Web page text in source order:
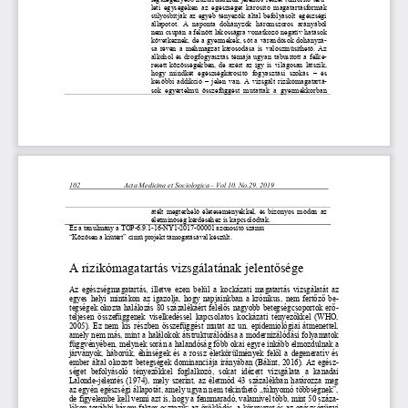
leti  egységeken  az egészséget  károsító  magatartásformák
súlyosbítják az egyéb tényezők által befolyásolt egészségi
állapotot.  A  naponta  dohányzók  háromszoros  arányából
nem csupán a felnőtt lakosságra vonatkozó negatív hatások
következnek, de a gyermekek, sőt a várandósok dohányzá-
sa révén a méhmagzat károsodása is  valószínűsíthető. Az
alkohol és drogfogyasztás témája ugyan tabusított a felke-
resett közösségekben, de azért az így is világosan látszik,
hogy  mindkét  egészségkárosító  fogyasztási  szokás – és
későbbi addikció – jelen  van. A vizsgált rizikómagatartá-
sok  egyértelmű  összefüggést  mutattak  a  gyermekkorban
102 Acta Medicina et Sociologica – Vol 10 . No.29. 2019
átélt megterhelő életeseményekkel, és bizonyos módon az
életminőség kérdéséhez is kapcsolódtak.
Ez a tanulmány a TOP-6.9.1-16-NY1-2017-00001 azonosító számú
“Közösen a kiútért” című projekt támogatásával készült.
A rizikómagatartás vizsgálatának jelentősége
Az  egészségmagatartás,  illetve  ezen  belül  a kockázati  magatartás  vizsgálatát  az
egyes helyi mintákon az igazolja, hogy napjainkban a krónikus, nem fertőző be-
tegségek okozta halálozás 80 százalékáért felelős nagyobb betegségcsoportok erő-
teljesen  összefüggenek  viselkedéssel  kapcsolatos  kockázati  tényezőkkel  (WHO,
2005). Ez nem kis részben összefüggést mutat az un. epidemiológiai átmenettel,
amely nem más, mint a halálokok átstrukturálódása a modernizálódási folyamatok
függvényében, melynek során a halandóság főbb okai egyre inkább elmozdulnak a
járványok, háborúk, éhínségek és a rossz életkörülmények felől a degeneratív és
ember által okozott betegségek dominanciája irányában (Bálint, 2016). Az egész-
séget  befolyásoló  tényezőkkel  foglalkozó,  sokat  idézett  vizsgálata  a  kanadai
Lalonde-jelentés (1974), mely szerint, az életmód 43 százalékban határozza meg
az egyén egészségi állapotát, amely ugyan nem tekinthető „túlnyomó többségnek”,
de figyelembe kell venni azt is, hogy a fennmaradó, valamivel több, mint 50 száza-